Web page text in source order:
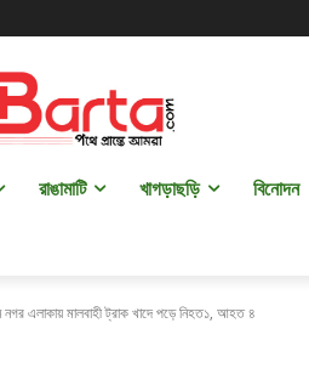
রাঙামাটি খাগড়াছড়ি বিনোদন
নগর এলাকায় মালবাহী ট্রাক খাদে পড়ে নিহত১, আহত ৪